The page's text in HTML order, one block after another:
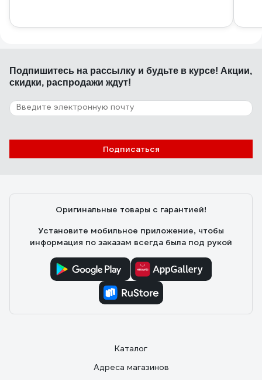
Подпишитесь на рассылку и будьте в курсе! Акции,
скидки, распродажи ждут!
Подписаться
Оригинальные товары с гарантией!
Установите мобильное приложение, чтобы
информация по заказам всегда была под рукой
Каталог
Адреса магазинов